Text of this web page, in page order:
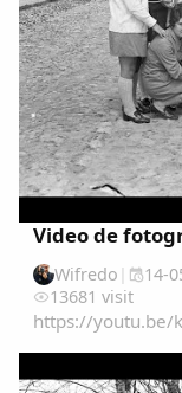
Video de
Wifredo | 14-
13681 visit
https://youtu.be/